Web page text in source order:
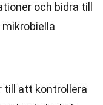
och bidra till
till att kontrollera